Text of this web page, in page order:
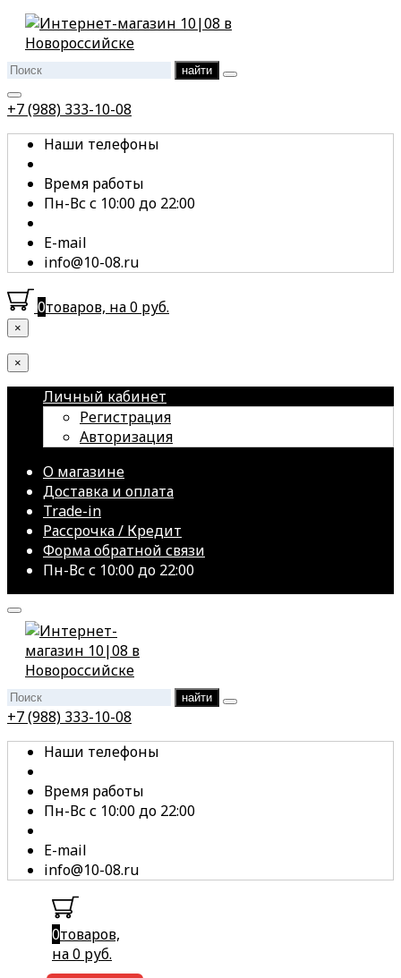
найти
+7 (988) 333-10-08
Наши телефоны
Время работы
Пн-Вс с 10:00 до 22:00
E-mail
info@10-08.ru
0товаров, на 0 руб.
×
×
Личный кабинет
Регистрация
Авторизация
О магазине
Доставка и оплата
Trade-in
Рассрочка / Кредит
Форма обратной связи
Пн-Вс с 10:00 до 22:00
найти
+7 (988) 333-10-08
Наши телефоны
Время работы
Пн-Вс с 10:00 до 22:00
E-mail
info@10-08.ru
0товаров,
на 0 руб.